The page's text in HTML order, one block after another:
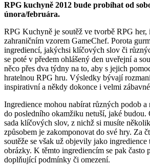
RPG kuchyně 2012 bude probíhat od
února/februára.
RPG Kuchyně je soutěž ve tvorbě RPG her,
zahraničním vzorem GameChef. Porota
ingrediencí, jakýchsi klíčových slov či
se poté v předem ohlášený den uveřejní a
něco přes dva týdny na to, aby s jejich
hratelnou RPG hru. Výsledky bývají
inspirativní a někdy dokonce i velmi
Ingredience mohou nabírat různých podob a
do posledního okamžiku netuší, jaké
sada klíčových slov, z nichž si musíte
způsobem je zakomponovat do své hry. Za
soutěže se však už objevily jako
obrázky. K těmto ingrediencím se pak často
doplňující podmínky či omezení.